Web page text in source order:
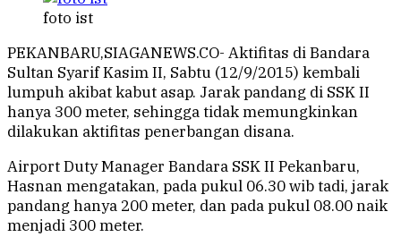
foto ist
PEKANBARU,SIAGANEWS.CO- Aktifitas di Bandara
Sultan Syarif Kasim II, Sabtu (12/9/2015) kembali
lumpuh akibat kabut asap. Jarak pandang di SSK II
hanya 300 meter, sehingga tidak memungkinkan
dilakukan aktifitas penerbangan disana.
Airport Duty Manager Bandara SSK II Pekanbaru,
Hasnan mengatakan, pada pukul 06.30 wib tadi, jarak
pandang hanya 200 meter, dan pada pukul 08.00 naik
menjadi 300 meter.